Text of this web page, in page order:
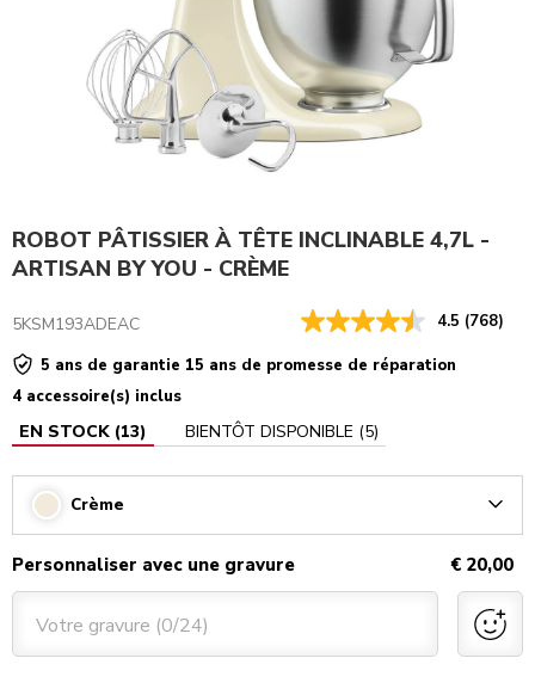
ROBOT PÂTISSIER À TÊTE INCLINABLE 4,7L -
ARTISAN BY YOU - CRÈME
5KSM193ADEAC 4.5 (768)
5 ans de garantie 15 ans de promesse de réparation
4 accessoire(s) inclus
EN STOCK (13) BIENTÔT DISPONIBLE (5)
Crème
Personnaliser avec une gravure € 20,00
Votre gravure (0/24)